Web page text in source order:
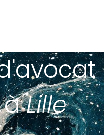
avocat
Lille